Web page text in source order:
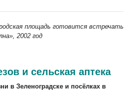
площадь готовится встречать
2002 год
и сельская аптека
в Зеленоградске и посёлках в